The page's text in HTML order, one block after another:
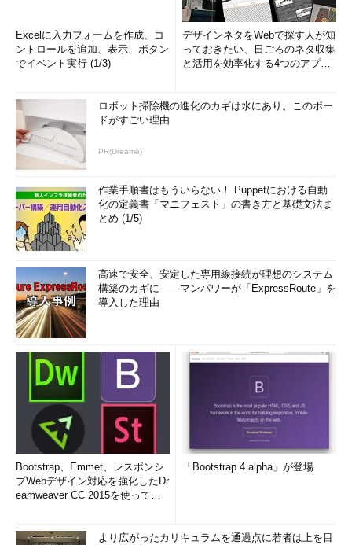
Excelに入力フォームを作成、コ
ントロールを追加、表示、ボタン
でイベント実行 (1/3)
デザインネタをWebで探す人が知
っておきたい、日ごろのネタ収集
と活用を効率化する4つのアプリ
ロボット掃除機の進化のカギは水にあり。このボー
ドがすごい理由
PR(Dreame)
作業手順書はもういらない！ Puppetにおける自動
化の定義書「マニフェスト」の書き方と基礎文法ま
とめ (1/5)
高速で安全、安定した専用線接続が理想のシステム
構築のカギに――マンパワーが「ExpressRoute」を
導入した理由
Bootstrap、Emmet、レスポンシ
ブWebデザイン対応を強化したDr
eamweaver CC 2015を使って
「Bootstrap 4 alpha」が登場
より広がったカリキュラムを通過点に若者は上を目